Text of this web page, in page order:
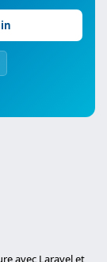
avec Laravel et